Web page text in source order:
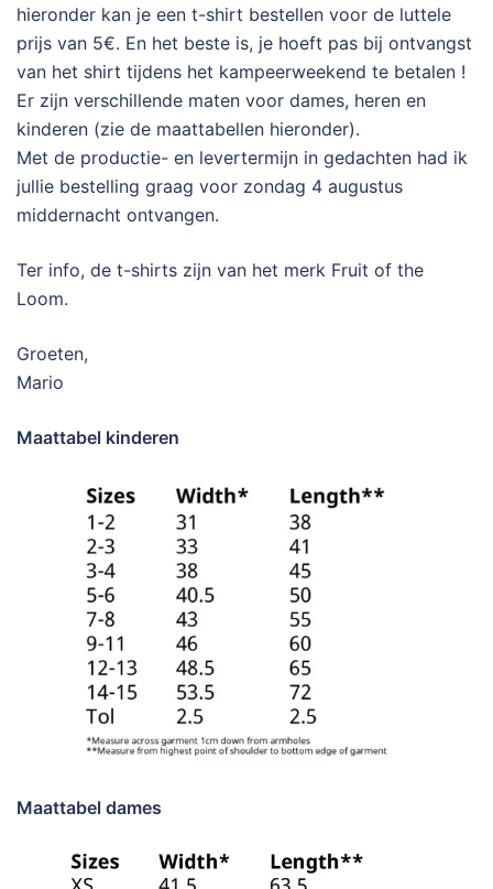
hieronder kan je een t-shirt bestellen voor de luttele
prijs van 5€. En het beste is, je hoeft pas bij ontvangst
van het shirt tijdens het kampeerweekend te betalen !
Er zijn verschillende maten voor dames, heren en
kinderen (zie de maattabellen hieronder).
Met de productie- en levertermijn in gedachten had ik
jullie bestelling graag voor zondag 4 augustus
middernacht ontvangen.
Ter info, de t-shirts zijn van het merk Fruit of the
Loom.
Groeten,
Mario
Maattabel kinderen
Maattabel dames